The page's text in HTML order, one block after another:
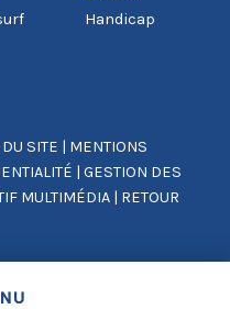
SITE | MENTIONS
| GESTION DES
MULTIMÉDIA| RETOUR